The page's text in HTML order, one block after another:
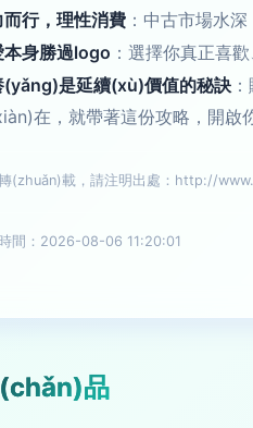
而行，理性消費 ：中古市場水
本身勝過logo ：選擇你真正喜
(yǎng)是延續(xù)價值的秘訣
在，就帶著這份攻略，開啟
(zhuǎn)載，請注明出處：http://
間：2026-08-06 11:20:01
品